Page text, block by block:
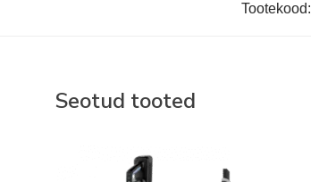
Tootekood:
Seotud tooted